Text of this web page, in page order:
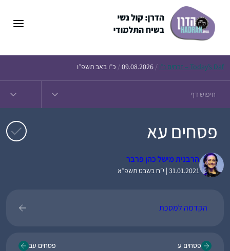
Today’s Daf – זבחים נ״ו /
09.08.2026
/ כ״ו באב תשפ״ו
פסחים עא
הרבנית מישל כהן פרבר
31.01.2021 | י״ח בשבט תשפ״א
הקדמה למסכת
פסחים ע פסחים עב